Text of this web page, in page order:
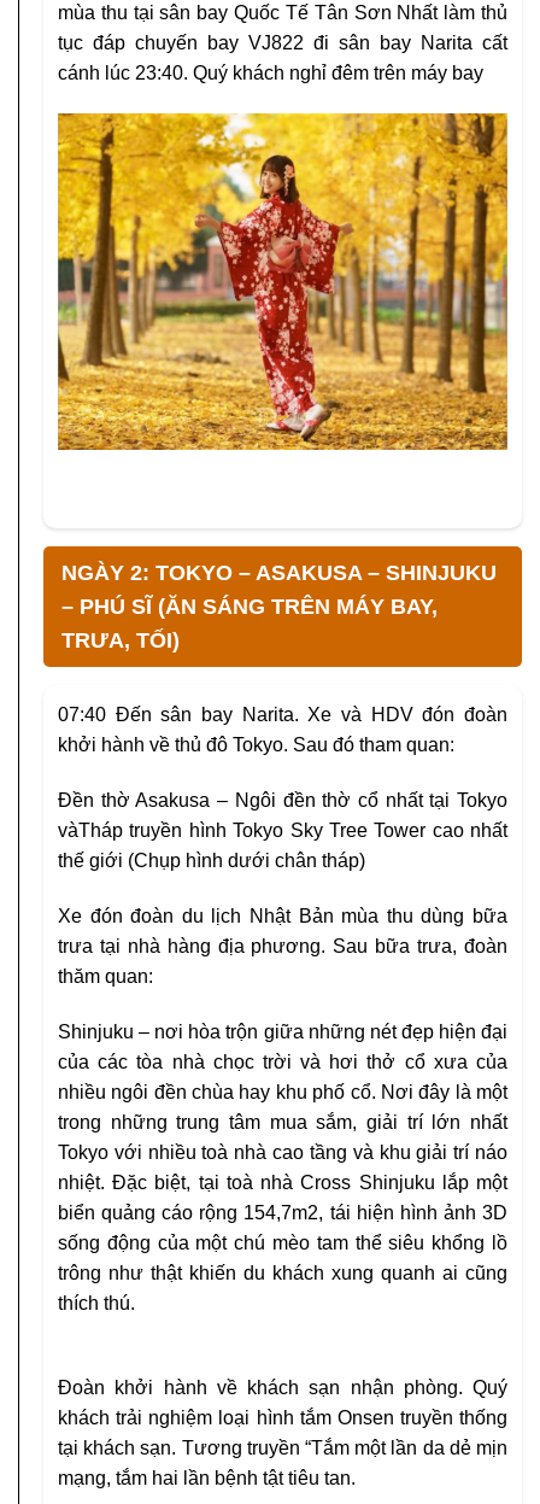
mùa thu tại sân bay Quốc Tế Tân Sơn Nhất làm thủ
tục đáp chuyến bay VJ822 đi sân bay Narita cất
cánh lúc 23:40. Quý khách nghỉ đêm trên máy bay
NGÀY 2: TOKYO – ASAKUSA – SHINJUKU
– PHÚ SĨ (ĂN SÁNG TRÊN MÁY BAY,
TRƯA, TỐI)
07:40 Đến sân bay Narita. Xe và HDV đón đoàn
khởi hành về thủ đô Tokyo. Sau đó tham quan:
Đền thờ Asakusa– Ngôi đền thờ cổ nhất tại Tokyo
vàTháp truyền hìnhTokyo Sky Tree Tower cao nhất
thế giới (Chụp hình dưới chân tháp)
Xe đón đoàn du lịch Nhật Bản mùa thu dùng bữa
trưa tại nhà hàng địa phương. Sau bữa trưa, đoàn
thăm quan:
Shinjuku – nơi hòa trộn giữa những nét đẹp hiện đại
của các tòa nhà chọc trời và hơi thở cổ xưa của
nhiều ngôi đền chùa hay khu phố cổ. Nơi đây là một
trong những trung tâm mua sắm, giải trí lớn nhất
Tokyo với nhiều toà nhà cao tầng và khu giải trí náo
nhiệt. Đặc biệt, tại toà nhà Cross Shinjuku lắp một
biển quảng cáo rộng 154,7m2, tái hiện hình ảnh 3D
sống động của một chú mèo tam thể siêu khổng lồ
trông như thật khiến du khách xung quanh ai cũng
thích thú.
Đoàn khởi hành về khách sạn nhận phòng. Quý
khách trải nghiệm loại hình tắm Onsen truyền thống
tại khách sạn. Tương truyền “Tắm một lần da dẻ mịn
mạng, tắm hai lần bệnh tật tiêu tan.